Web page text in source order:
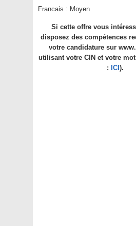
Francais : Moyen
Si cette offre vous
disposez des compétences
votre candidature sur
utilisant votre CIN et votre
: ICI ).